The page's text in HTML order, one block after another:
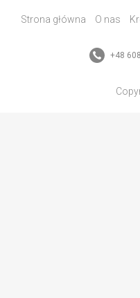
Strona główna O nas
+48